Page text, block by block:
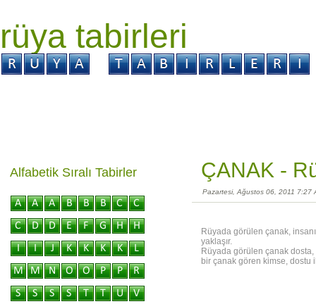
rüya tabirleri
ÇANAK -
Pazartesi, Ağustos 06, 2011 7:27
Rüyada görülen çanak,
yaklaşır.
Rüyada görülen çanak
bir çanak gören kimse, dostu
Alfabetik Sıralı Tabirler